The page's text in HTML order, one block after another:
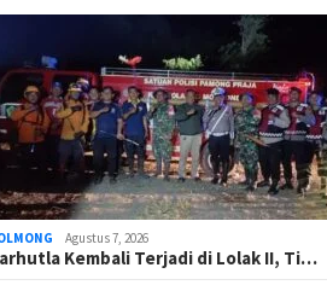
Agustus 7, 2026
Kembali Terjadi di Lolak II, Ti…